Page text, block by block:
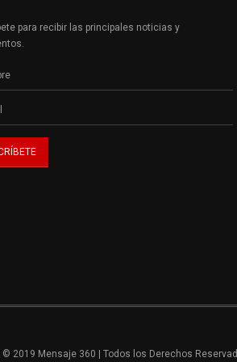
para recibir las principales noticias y
© 2019 Mensaje 360 | Todos los Derechos